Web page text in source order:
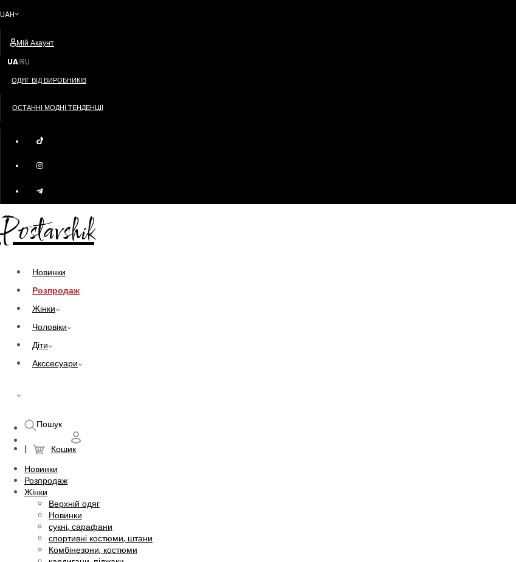
UAH
Мій Акаунт
UA|RU
ОДЯГ ВІД ВИРОБНИКІВ
ОСТАННІ МОДНІ ТЕНДЕНЦІЇ
Postavshik
Новинки
Розпродаж
Жінки
Чоловіки
Діти
Акссесуари
Пошук
Кошик
Новинки
Розпродаж
Жінки
Верхній одяг
Новинки
сукні, сарафани
спортивні костюми, штани
Комбінезони, костюми